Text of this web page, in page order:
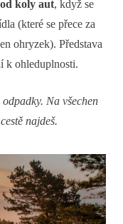
koly aut, když se
(které se přece za
ohryzek). Představa
k ohleduplnosti.
Na všechen
najdeš.